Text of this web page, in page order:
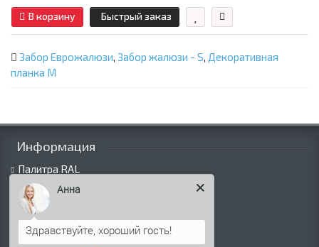
В корзину Быстрый заказ
Забор Еврожалюзи, Забор жалюзи - S, Декоративная
планка М
Информация
Палитра RAL
Информация о компании
Информация о доставке
Политика безопасности
Условия соглашения
Анна